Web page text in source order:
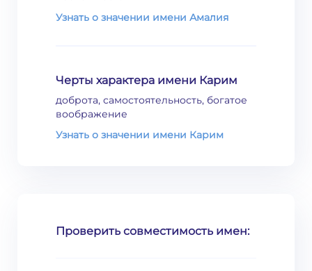
Узнать о значении имени Амалия
Черты характера имени Карим
доброта, самостоятельность, богатое
воображение
Узнать о значении имени Карим
Проверить совместимость имен: